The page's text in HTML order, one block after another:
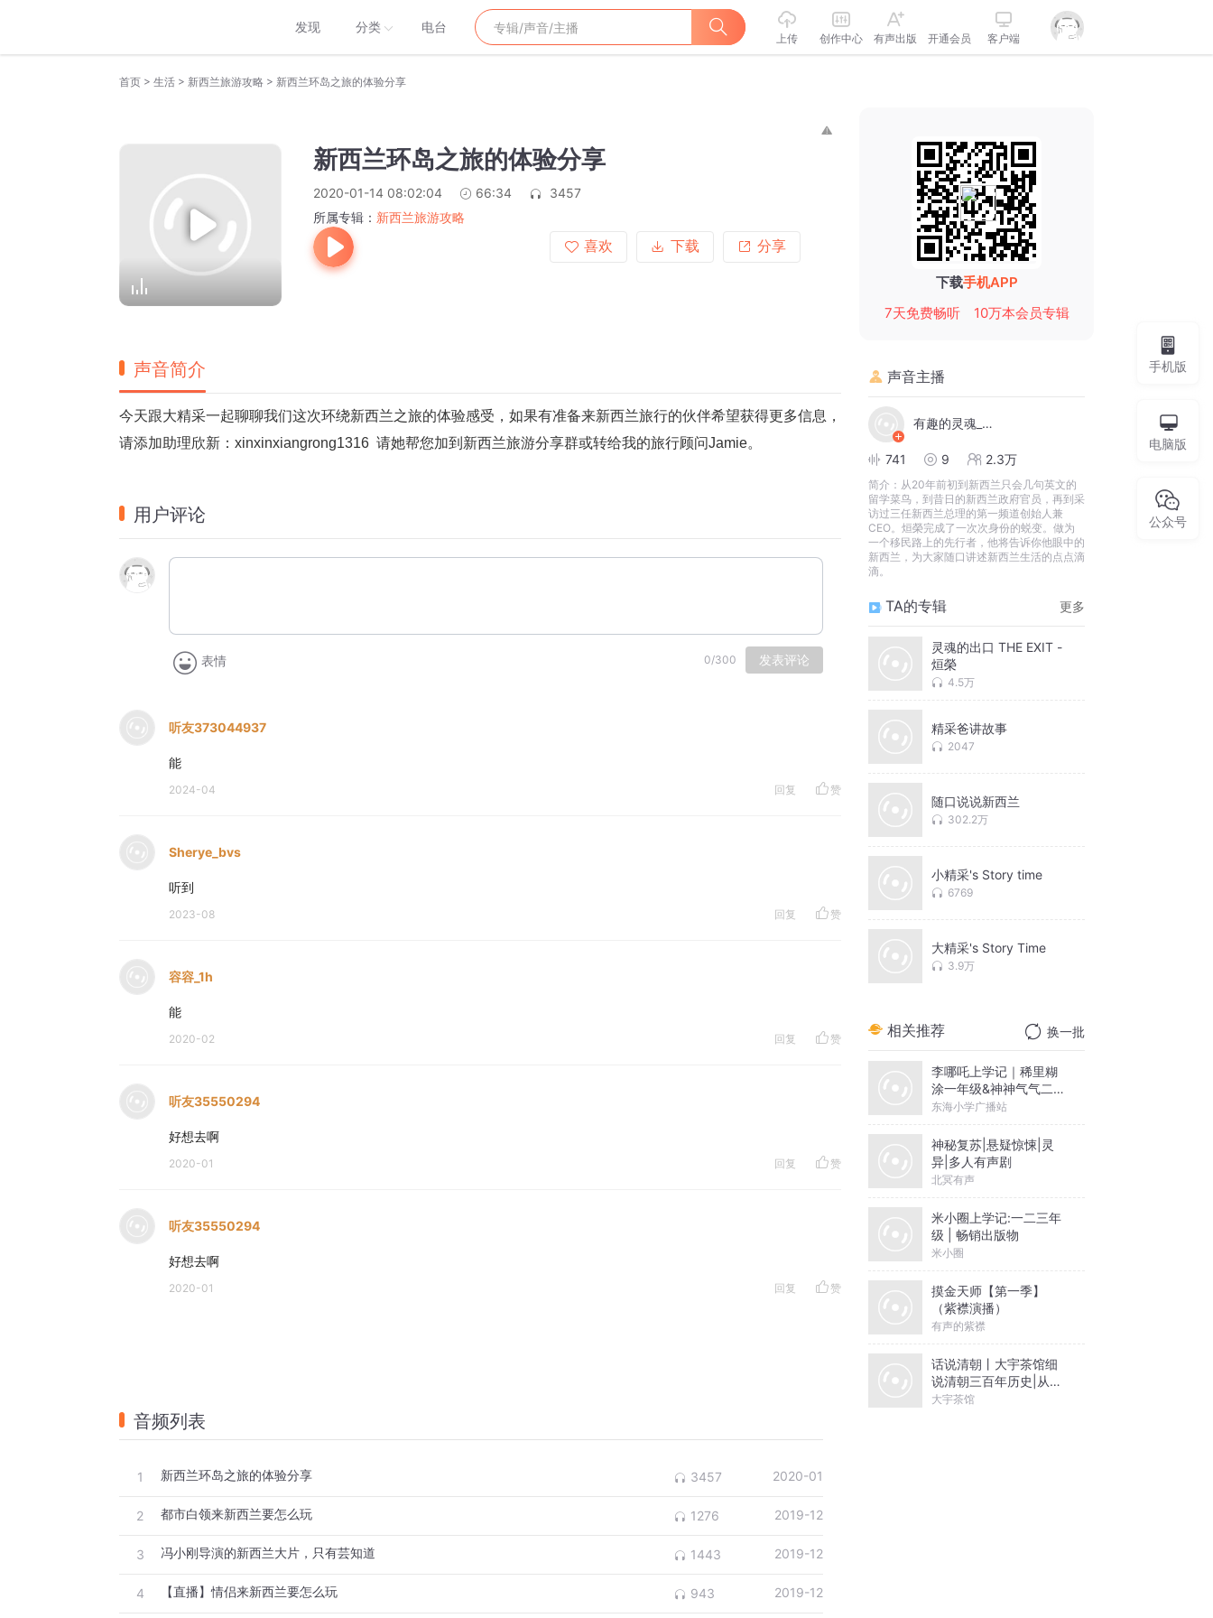
发现 分类 电台
上传 创作中心 有声出版 开通会员 客户端
首页 > 生活 > 新西兰旅游攻略 > 新西兰环岛之旅的体验分享
新西兰环岛之旅的体验分享
2020-01-14 08:02:04 66:34
3457
所属专辑： 新西兰旅游攻略
喜欢
下载 分享
声音简介
今天跟大精采一起聊聊我们这次环绕新西兰之旅的体验感受，如果有准备来新西兰旅行的伙伴希望获得更多信息，
请添加助理欣新：xinxinxiangrong1316  请她帮您加到新西兰旅游分享群或转给我的旅行顾问Jamie。
用户评论
表情 0/300 发表评论
听友373044937
能
2024-04 回复 赞
Sherye_bvs
听到
2023-08 回复 赞
容容_1h
能
2020-02 回复 赞
听友35550294
好想去啊
2020-01 回复 赞
听友35550294
好想去啊
2020-01 回复 赞
音频列表
1 新西兰环岛之旅的体验分享 3457 2020-01
2 都市白领来新西兰要怎么玩 1276 2019-12
3 冯小刚导演的新西兰大片，只有芸知道 1443 2019-12
4 【直播】情侣来新西兰要怎么玩 943 2019-12
下载手机APP
7天免费畅听
10万本会员专辑
声音主播
有趣的灵魂_烜榮
741 9 2.3万
简介： 从20年前初到新西兰只会几句英文的
留学菜鸟，到昔日的新西兰政府官员，再到采
访过三任新西兰总理的第一频道创始人兼
CEO。烜榮完成了一次次身份的蜕变。做为
一个移民路上的先行者，他将告诉你他眼中的
新西兰，为大家随口讲述新西兰生活的点点滴
滴。
TA的专辑 更多
灵魂的出口 THE EXIT -
烜榮
4.5万
精采爸讲故事
2047
随口说说新西兰
302.2万
小精采's Story time
6769
大精采's Story Time
3.9万
相关推荐 换一批
李哪吒上学记｜稀里糊
涂一年级&神神气气二年
级
东海小学广播站
神秘复苏|悬疑惊悚|灵
异|多人有声剧
北冥有声
米小圈上学记:一二三年
级 | 畅销出版物
米小圈
摸金天师【第一季】
（紫襟演播）
有声的紫襟
话说清朝丨大宇茶馆细
说清朝三百年历史|从努
尔哈赤到末代皇帝溥仪|
大宇茶馆
手机版
电脑版
公众号